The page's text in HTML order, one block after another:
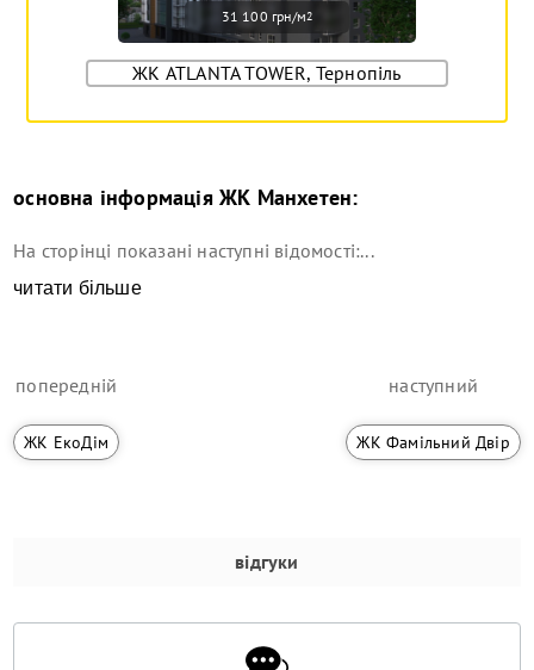
31 100 грн/м2
ЖК ATLANTA TOWER, Тернопіль
основна інформаціяЖК Манхетен:
На сторінці показані наступні відомості:...
читати більше
попередній
ЖК ЕкоДім
наступний
ЖК Фамільний Двір
відгуки